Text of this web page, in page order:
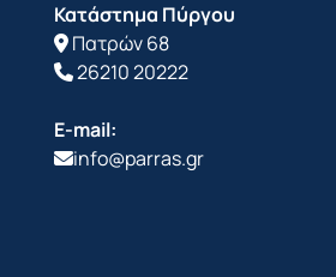
Κατάστημα Πύργου
Πατρών 68
26210 20222
E-mail:
info@parras.gr